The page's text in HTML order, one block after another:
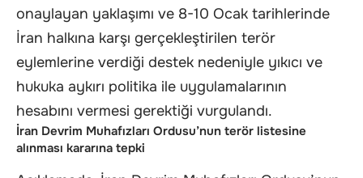
onaylayan yaklaşımı ve 8-10 Ocak tarihlerinde
İran halkına karşı gerçekleştirilen terör
eylemlerine verdiği destek nedeniyle yıkıcı ve
hukuka aykırı politika ile uygulamalarının
hesabını vermesi gerektiği vurgulandı.
İran Devrim Muhafızları Ordusu’nun terör listesine
alınması kararına tepki